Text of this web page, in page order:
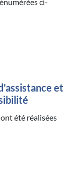
et
été réalisées